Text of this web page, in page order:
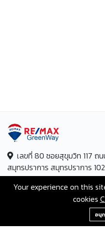
เลขที่ 80 ซอยสุขุมวิท 117 ถ
สมุทรปราการ สมุทรปราการ
สายด่วน:+66-2-840-
Your experience on this
cookies
อนุ